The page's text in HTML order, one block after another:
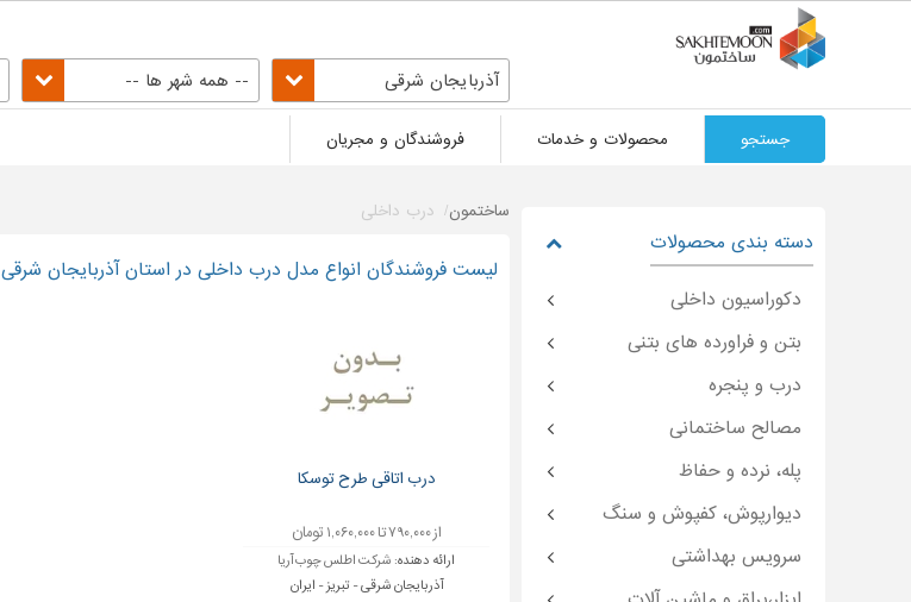
آذربایجان شرقی -- همه شهر ها --
جستجو محصولات و خدمات فروشندگان و مجریان
ساختمون درب داخلی
لیست فروشندگان انواع مدل درب داخلی در استان آذربایجان شرقی
درب اتاقی طرح توسکا
از ۷۹۰,۰۰۰ تا ۱,۰۶۰,۰۰۰ تومان
ارائه دهنده: شرکت اطلس چوب آریا
آذربایجان شرقی - تبریز - ایران
دسته بندی محصولات
دکوراسیون داخلی
بتن و فراورده های بتنی
درب و پنجره
مصالح ساختمانی
پله، نرده و حفاظ
دیوارپوش، کفپوش و سنگ
سرویس بهداشتی